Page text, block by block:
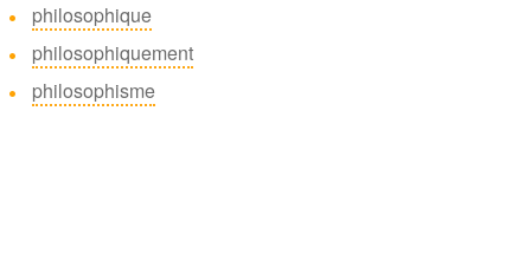
philosophique
philosophiquement
philosophisme